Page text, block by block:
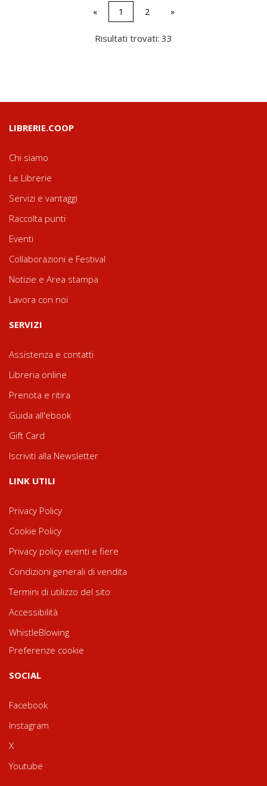
« 1 2 »
Risultati trovati: 33
LIBRERIE.COOP
Chi siamo
Le Librerie
Servizi e vantaggi
Raccolta punti
Eventi
Collaborazioni e Festival
Notizie e Area stampa
Lavora con noi
SERVIZI
Assistenza e contatti
Libreria online
Prenota e ritira
Guida all'ebook
Gift Card
Iscriviti alla Newsletter
LINK UTILI
Privacy Policy
Cookie Policy
Privacy policy eventi e fiere
Condizioni generali di vendita
Termini di utilizzo del sito
Accessibilità
WhistleBlowing
Preferenze cookie
SOCIAL
Facebook
Instagram
X
Youtube